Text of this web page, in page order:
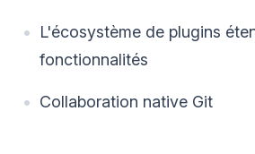
L'écosystème de plugins
fonctionnalités
Collaboration native Git